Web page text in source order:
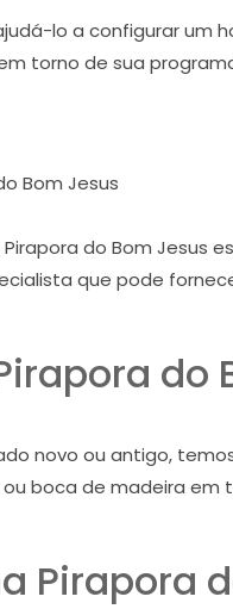
lo a configurar um
torno de sua
Bom Jesus
do Bom Jesus
que pode
do
novo ou antigo,
boca de madeira
Pirapora